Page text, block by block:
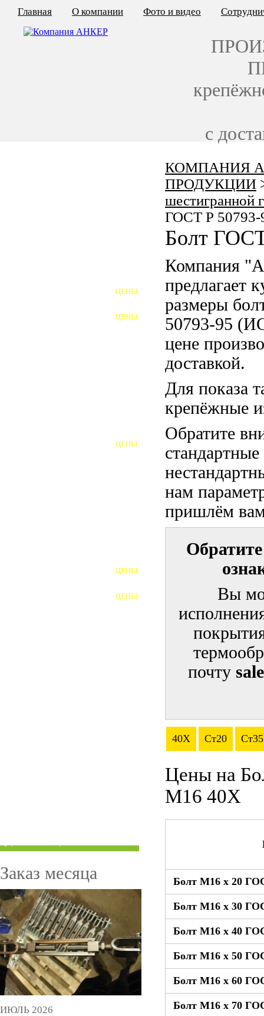
КОМПАНИЯ
ПРОДУКЦИИ
шестигранной
ГОСТ Р
Болт
Компания
предлагает
размеры
50793-95
цене
доставкой.
Для показа
крепёжные
Обратите
нам
пришлём
Вы
почту
40Х Ст20 Ст35
Цены на
М16 40Х
Болт М16 x 20
Болт М16 x 30
Болт М16 x 40
Болт М16 x 50
Болт М16 x 60
Болт М16 x 70
ЦЕНЫ
ЦЕНЫ
ШАЙБЫ ФУНДАМЕНТНЫЕ
ЦЕНЫ
ЦЕНЫ
ЦЕНЫ
Заказ месяца
ИЮЛЬ 2026
Главная О компании Фото и видео
с